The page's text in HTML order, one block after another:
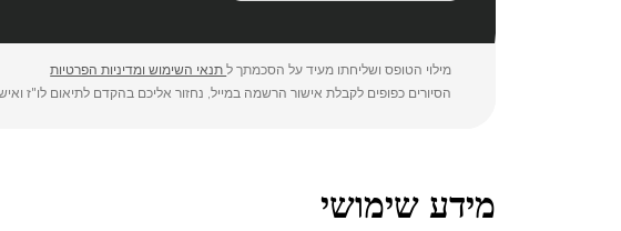
מילוי הטופס ושליחתו מעיד על הסכמתך לתנאי השימוש ומדיניות הפרטיות
הסיורים כפופים לקבלת אישור הרשמה במייל, נחזור אליכם בהקדם לתיאום לו"ז
מידע שימושי